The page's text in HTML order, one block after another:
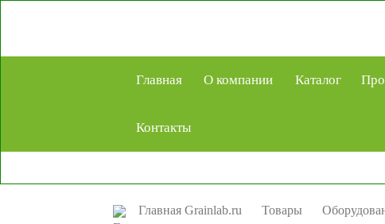
Главная О компании Каталог
Контакты
Главная Grainlab.ru Товары